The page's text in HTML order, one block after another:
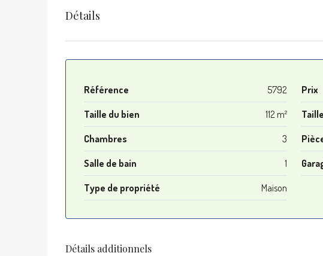
Détails
Référence 5792 Prix
Taille du bien 112 m²
Chambres 3
Salle de bain 1
Type de propriété Maison
Détails additionnels